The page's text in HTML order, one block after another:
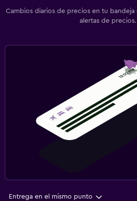
Cambios diarios de precios en tu
alertas de precios.
Entrega en el mismo punto